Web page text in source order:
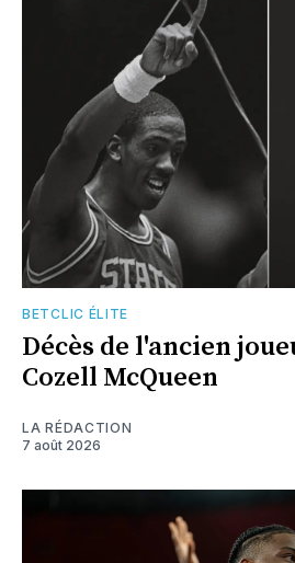
BETCLIC ÉLITE
Décès de l'ancien
Cozell McQueen
LA RÉDACTION
7 août 2026